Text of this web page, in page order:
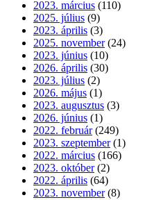
2023. március (110)
2025. július (9)
2023. április (3)
2025. november (24)
2023. június (10)
2026. április (30)
2023. július (2)
2026. május (1)
2023. augusztus (3)
2026. június (1)
2022. február (249)
2023. szeptember (1)
2022. március (166)
2023. október (2)
2022. április (64)
2023. november (8)